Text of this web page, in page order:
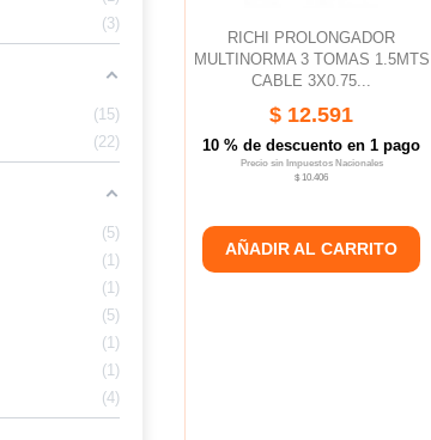
3
15
22
5
1
1
5
1
1
4
RICHI PROLONGADOR
MULTINORMA 3 TOMAS 1.5MTS
CABLE 3X0.75...
$ 12.591
10 % de descuento en 1 pago
Precio sin Impuestos Nacionales
$ 10.406
AÑADIR AL CARRITO